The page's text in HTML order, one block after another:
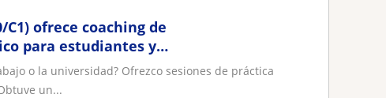
C1) ofrece coaching de
para estudiantes y
o la universidad? Ofrezco sesiones de práctica
un...